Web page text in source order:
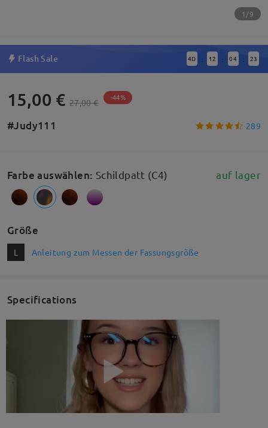
1/9
Flash Sale 4D : 12 : 04 : 23
15,00 € 27,00 € -44%
#Judy111 289
Farbe auswählen: Schildpatt (C4) auf lager
Größe
L Anleitung zum Messen der Fassungsgröße
Specifications